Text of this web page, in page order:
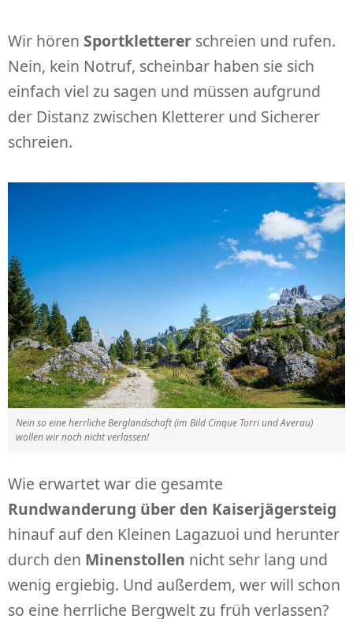
Wir hören Sportkletterer schreien und rufen.
Nein, kein Notruf, scheinbar haben sie sich
einfach viel zu sagen und müssen aufgrund
der Distanz zwischen Kletterer und Sicherer
schreien.
Nein so eine herrliche Berglandschaft (im Bild Cinque Torri und Averau)
wollen wir noch nicht verlassen!
Wie erwartet war die gesamte
Rundwanderung über den Kaiserjägersteig
hinauf auf den Kleinen Lagazuoi und herunter
durch den Minenstollen nicht sehr lang und
wenig ergiebig. Und außerdem, wer will schon
so eine herrliche Bergwelt zu früh verlassen?